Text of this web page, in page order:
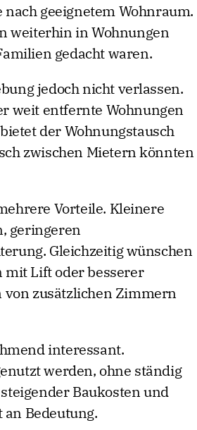
geeignetem Wohnraum.
weiterhin in Wohnungen
gedacht waren.
jedoch nicht verlassen.
weit entfernte Wohnungen
der Wohnungstausch
zwischen Mietern könnten
Vorteile. Kleinere
geringeren
Gleichzeitig wünschen
mit Lift oder besserer
zusätzlichen Zimmern
interessant.
werden, ohne ständig
Baukosten und
Bedeutung.